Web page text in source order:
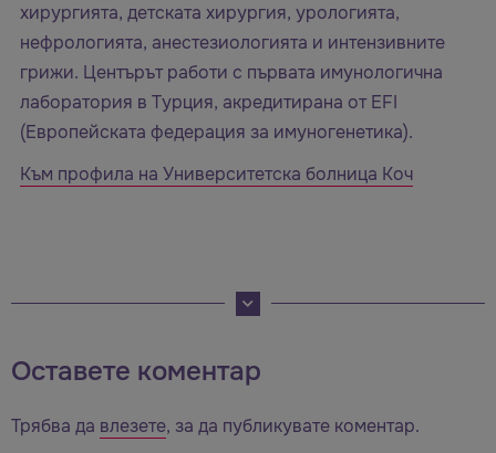
хирургията, детската хирургия, урологията,
нефрологията, анестезиологията и интензивните
грижи. Центърът работи с първата имунологична
лаборатория в Турция, акредитирана от EFI
(Европейската федерация за имуногенетика).
Към профила на Университетска болница Коч
Оставете коментар
Трябва да влезете, за да публикувате коментар.